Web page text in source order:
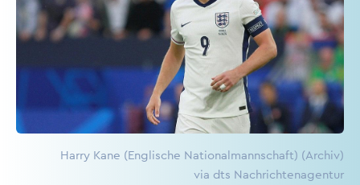
Harry Kane (Englische Nationalmannschaft) (Archiv)
via dts Nachrichtenagentur